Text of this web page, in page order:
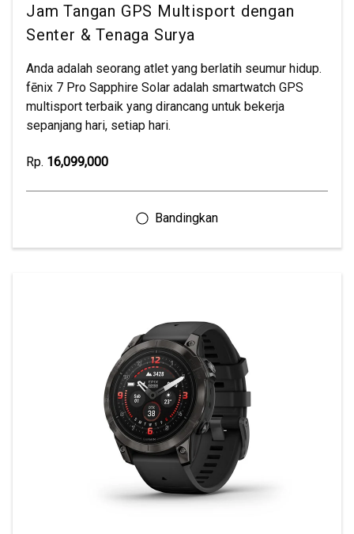
Jam Tangan GPS Multisport dengan
Senter & Tenaga Surya
Anda adalah seorang atlet yang berlatih seumur hidup.
fēnix 7 Pro Sapphire Solar adalah smartwatch GPS
multisport terbaik yang dirancang untuk bekerja
sepanjang hari, setiap hari.
Rp. 16,099,000